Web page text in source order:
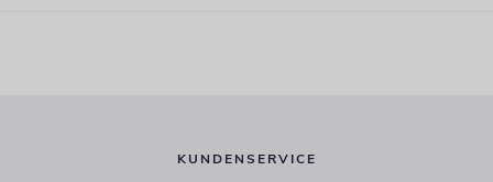
KUNDENSERVICE